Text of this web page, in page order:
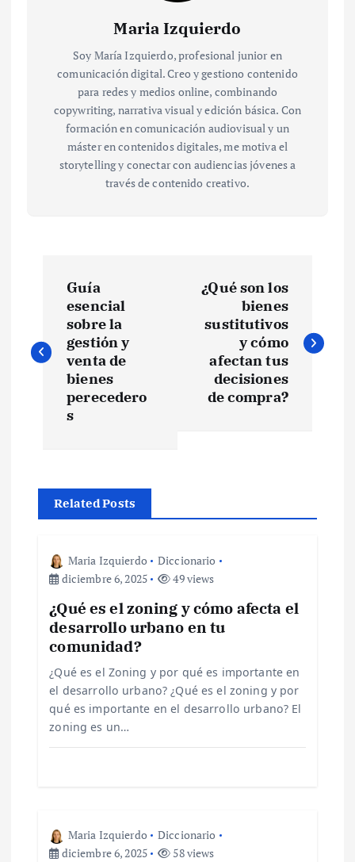
Maria Izquierdo
Soy María Izquierdo, profesional junior en
comunicación digital. Creo y gestiono contenido
para redes y medios online, combinando
copywriting, narrativa visual y edición básica. Con
formación en comunicación audiovisual y un
máster en contenidos digitales, me motiva el
storytelling y conectar con audiencias jóvenes a
través de contenido creativo.
v
Guía
esencial
sobre la
gestión y
venta de
bienes
perecedero
s
¿Qué son los
bienes
sustitutivos
y cómo
afectan tus
decisiones
de compra?
Related Posts
Maria Izquierdo
Diccionario
diciembre 6, 2025
49 views
¿Qué es el zoning y cómo afecta el
desarrollo urbano en tu
comunidad?
¿Qué es el Zoning y por qué es importante en
el desarrollo urbano? ¿Qué es el zoning y por
qué es importante en el desarrollo urbano? El
zoning es un…
Maria Izquierdo
Diccionario
diciembre 6, 2025
58 views